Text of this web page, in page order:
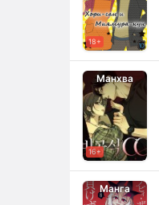
18+
Манхва
16+
Манга